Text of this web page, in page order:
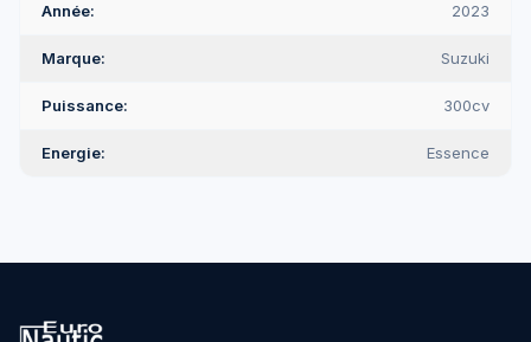
Année 2023
Marque Suzuki
Puissance 300cv
Energie Essence